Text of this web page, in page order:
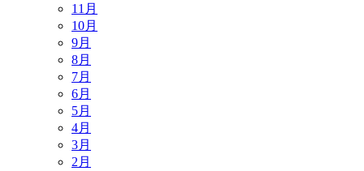
11月
10月
9月
8月
7月
6月
5月
4月
3月
2月